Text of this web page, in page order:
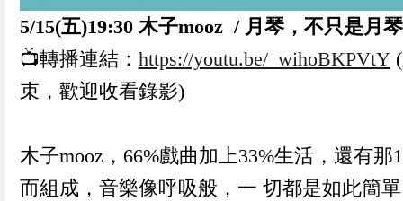
5/15(五)19:30 木子mooz / 月琴，不只是月琴
📺轉播連結： https://youtu.be/_wihoBKPVtY(
束，歡迎收看錄影)
木子mooz，66%戲曲加上33%生活，還有那
而組成，音樂像呼吸般，一 切都是如此簡